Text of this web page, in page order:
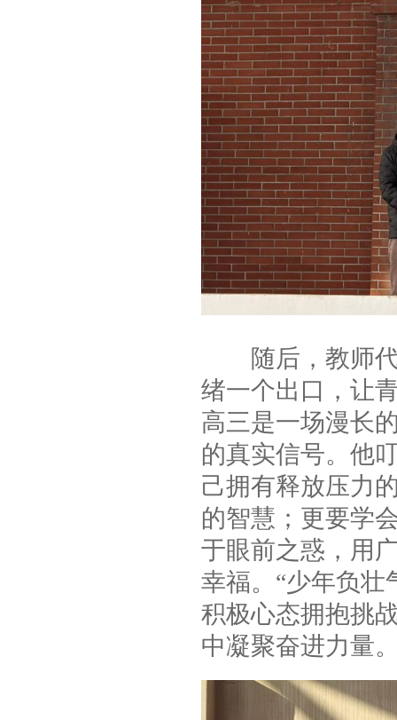
随后，教师代
绪一个出口，让
高三是一场漫长
的真实信号。他
己拥有释放压力
的智慧；更要学
于眼前之惑，用
幸福。“少年负壮
积极心态拥抱挑
中凝聚奋进力量